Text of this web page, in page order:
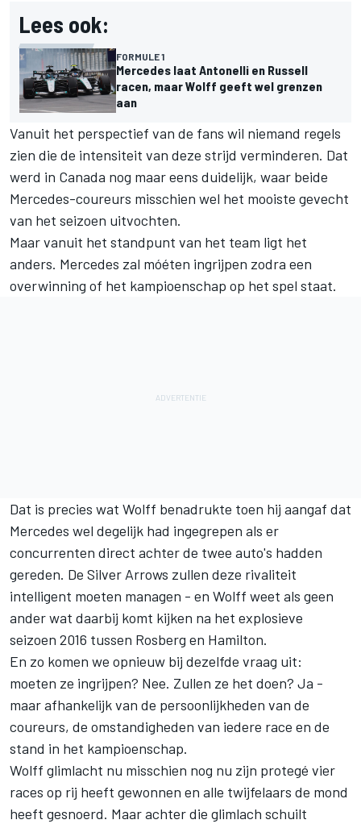
Lees ook:
FORMULE 1
Mercedes laat Antonelli en Russell
racen, maar Wolff geeft wel grenzen
aan
Vanuit het perspectief van de fans wil niemand regels
zien die de intensiteit van deze strijd verminderen. Dat
werd in Canada nog maar eens duidelijk, waar beide
Mercedes-coureurs misschien wel het mooiste gevecht
van het seizoen uitvochten.
Maar vanuit het standpunt van het team ligt het
anders. Mercedes zal móéten ingrijpen zodra een
overwinning of het kampioenschap op het spel staat.
Dat is precies wat Wolff benadrukte toen hij aangaf dat
Mercedes wel degelijk had ingegrepen als er
concurrenten direct achter de twee auto's hadden
gereden. De Silver Arrows zullen deze rivaliteit
intelligent moeten managen - en Wolff weet als geen
ander wat daarbij komt kijken na het explosieve
seizoen 2016 tussen Rosberg en Hamilton.
En zo komen we opnieuw bij dezelfde vraag uit:
moeten ze ingrijpen? Nee. Zullen ze het doen? Ja -
maar afhankelijk van de persoonlijkheden van de
coureurs, de omstandigheden van iedere race en de
stand in het kampioenschap.
Wolff glimlacht nu misschien nog nu zijn protegé vier
races op rij heeft gewonnen en alle twijfelaars de mond
heeft gesnoerd. Maar achter die glimlach schuilt